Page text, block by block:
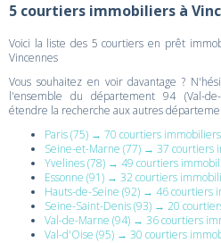
5 courtiers immobiliers à
Voici la liste des 5 courtiers en prêt
Vincennes
Vous souhaitez en voir davantage ?
l'ensemble du département 94 (Val-
étendre la recherche aux autres
Paris (75) → 70 courtiers
Seine-et-Marne (77) → 37 courtiers
Yvelines (78) → 49 courtiers
Essonne (91) → 32 courtiers
Hauts-de-Seine (92) → 46 courtiers
Seine-Saint-Denis (93) → 20
Val-de-Marne (94) → 36 courtiers
Val-d'Oise (95) → 30 courtiers